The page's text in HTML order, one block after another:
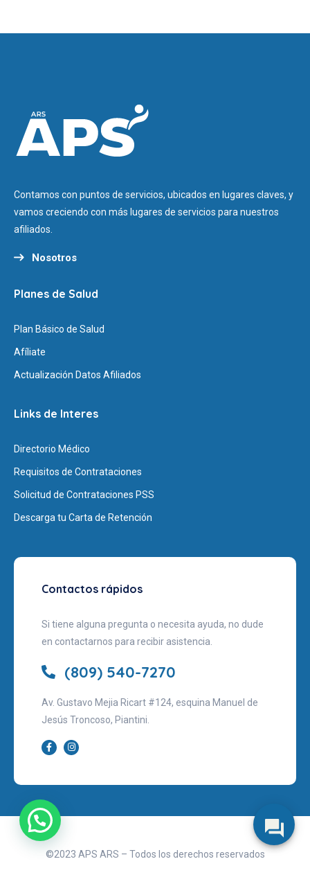
Contamos con puntos de servicios, ubicados en lugares claves, y
vamos creciendo con más lugares de servicios para nuestros
afiliados.
Nosotros
Planes de Salud
Plan Básico de Salud
Afíliate
Actualización Datos Afiliados
Links de Interes
Directorio Médico
Requisitos de Contrataciones
Solicitud de Contrataciones PSS
Descarga tu Carta de Retención
Contactos rápidos
Si tiene alguna pregunta o necesita ayuda, no dude
en contactarnos para recibir asistencia.
(809) 540-7270
Av. Gustavo Mejia Ricart #124, esquina Manuel de
Jesús Troncoso, Piantini.
©2023 APS ARS – Todos los derechos reservados